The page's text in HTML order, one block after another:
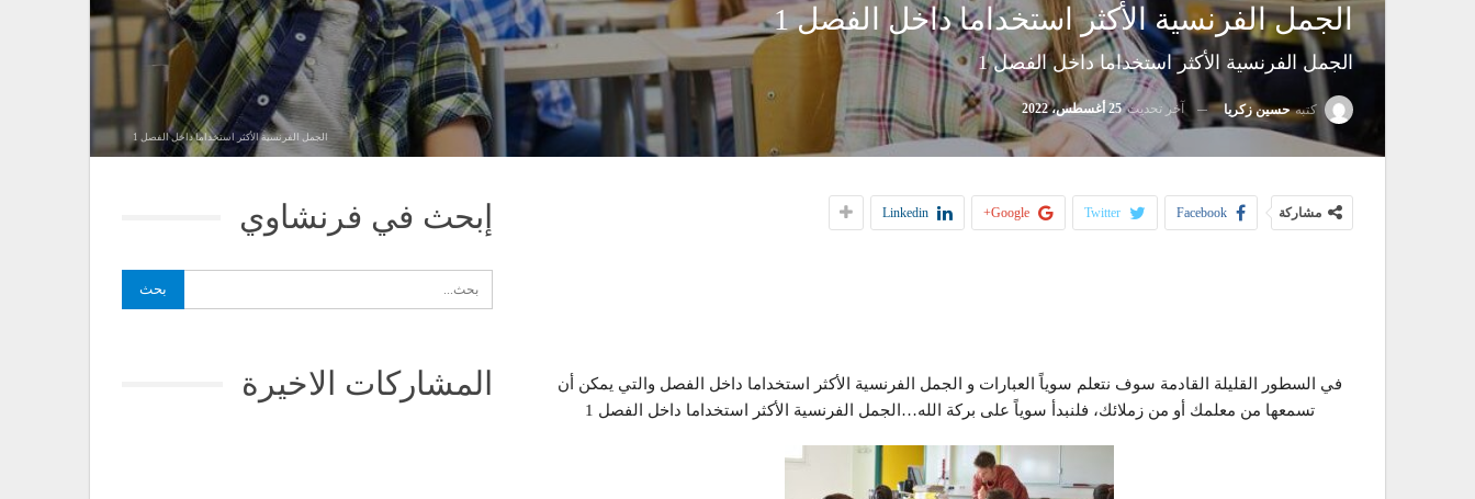
الجمل الفرنسية الأكثر استخداما داخل الفصل 1
الجمل الفرنسية الأكثر استخداما داخل الفصل 1
كتبهحسين زكريا آخر تحديث25 أغسطس، 2022
الجمل الفرنسية الأكثر استخداما داخل الفصل 1
مشاركة Facebook
Twitter
Google+
Linkedin
في السطور القليلة القادمة سوف نتعلم سوياً العبارات و الجمل الفرنسية الأكثر استخداما داخل الفصل والتي يمكن أن
تسمعها من معلمك أو من زملائك، فلنبدأ سوياً على بركة الله…الجمل الفرنسية الأكثر استخداما داخل الفصل 1
إبحث في فرنشاوي
المشاركات الاخيرة